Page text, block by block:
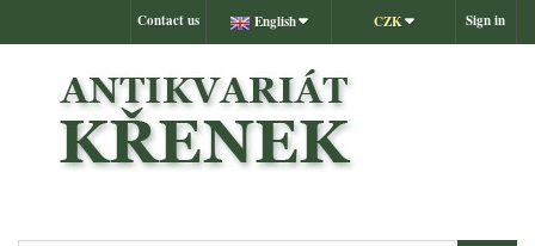
Sign in
CZK
English
Contact us